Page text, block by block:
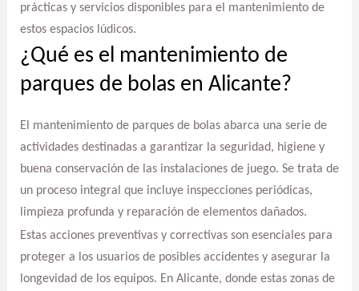
prácticas y servicios disponibles para el mantenimiento de
estos espacios lúdicos.
¿Qué es el mantenimiento de
parques de bolas en Alicante?
El mantenimiento de parques de bolas abarca una serie de
actividades destinadas a garantizar la seguridad, higiene y
buena conservación de las instalaciones de juego. Se trata de
un proceso integral que incluye inspecciones periódicas,
limpieza profunda y reparación de elementos dañados.
Estas acciones preventivas y correctivas son esenciales para
proteger a los usuarios de posibles accidentes y asegurar la
longevidad de los equipos. En Alicante, donde estas zonas de